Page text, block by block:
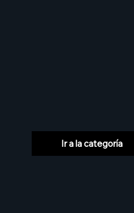
Ir a la categoría